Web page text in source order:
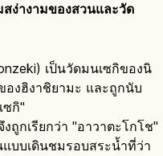
ง่างามของสวนและวัด
เป็นวัดมนเซกิของนิ
องฮิงาชิยามะ และถูกนับ
ซกิ"
ถูกเรียกว่า "อาวาตะโกโช"
บบเดินชมรอบสระน้ำที่ว่า